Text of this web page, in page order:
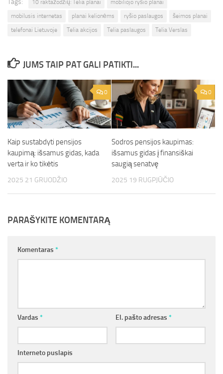
Tags: 10 raktažodžių: Telia planai
mobiliojo ryšio planai
mobilusis internetas
planai kelionėms ryšio paslaugos
šeimos planai
telefonai Lietuvoje
Telia akcijos Telia paslaugos Telia Verslas
JUMS TAIP PAT GALI PATIKTI...
0
Kaip sustabdyti pensijos
kaupimą: išsamus gidas, kada
verta ir ko tikėtis
2025 21 GRUODŽIO
0
Sodros pensijos kaupimas:
išsamus gidas į finansiškai
saugią senatvę
2025 19 RUGPJŪČIO
PARAŠYKITE KOMENTARĄ
Komentaras *
Vardas * El. pašto adresas *
Interneto puslapis